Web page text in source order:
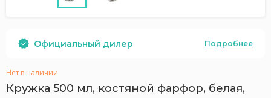
Официальный дилер Подробнее
Нет в наличии
Кружка 500 мл, костяной фарфор, белая,